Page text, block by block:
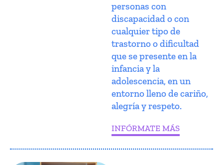
personas con
discapacidad o con
cualquier tipo de
trastorno o dificultad
que se presente en la
infancia y la
adolescencia, en un
entorno lleno de cariño,
alegría y respeto.
INFÓRMATE MÁS